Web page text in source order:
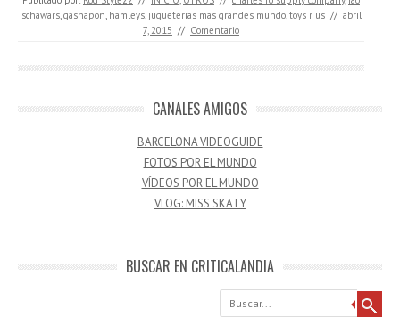
schawars,gashapon, hamleys, jugueterias mas grandes mundo,toys r us // abril
7, 2015 // Comentario
CANALES AMIGOS
BARCELONA VIDEOGUIDE
FOTOS POR EL MUNDO
VÍDEOS POR EL MUNDO
VLOG: MISS SKATY
BUSCAR EN CRITICALANDIA
Buscar